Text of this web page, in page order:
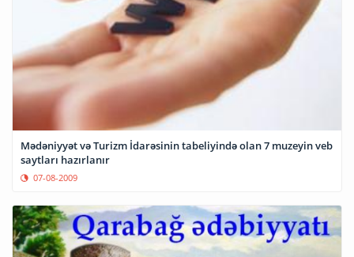
Mədəniyyət və Turizm İdarəsinin tabeliyində olan 7 muzeyin veb
saytları hazırlanır
07-08-2009